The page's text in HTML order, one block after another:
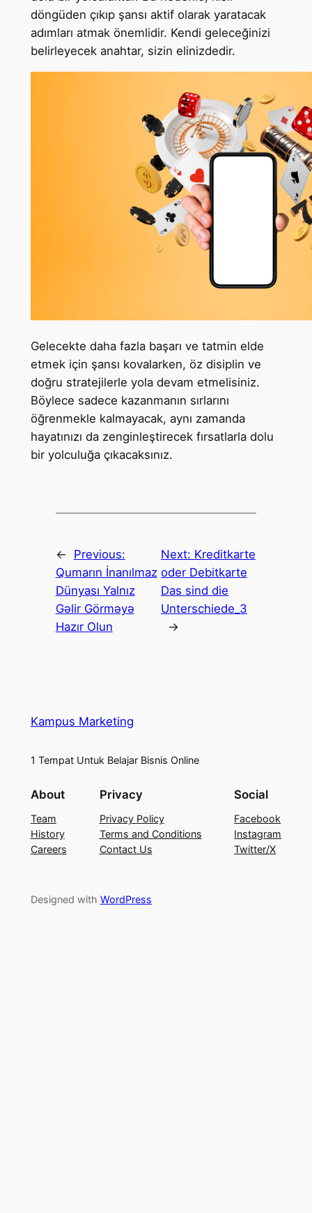
döngüden çıkıp şansı aktif olarak yaratacak
adımları atmak önemlidir. Kendi geleceğinizi
belirleyecek anahtar, sizin elinizdedir.
Gelecekte daha fazla başarı ve tatmin elde
etmek için şansı kovalarken, öz disiplin ve
doğru stratejilerle yola devam etmelisiniz.
Böylece sadece kazanmanın sırlarını
öğrenmekle kalmayacak, aynı zamanda
hayatınızı da zenginleştirecek fırsatlarla dolu
bir yolculuğa çıkacaksınız.
←
Previous:
Qumarın İnanılmaz
Dünyası Yalnız
Gəlir Görməyə
Hazır Olun
Next: Kreditkarte
oder Debitkarte
Das sind die
Unterschiede_3
→
Kampus Marketing
1 Tempat Untuk Belajar Bisnis Online
About
Team
History
Careers
Privacy
Privacy Policy
Terms and Conditions
Contact Us
Social
Facebook
Instagram
Twitter/X
Designed with WordPress